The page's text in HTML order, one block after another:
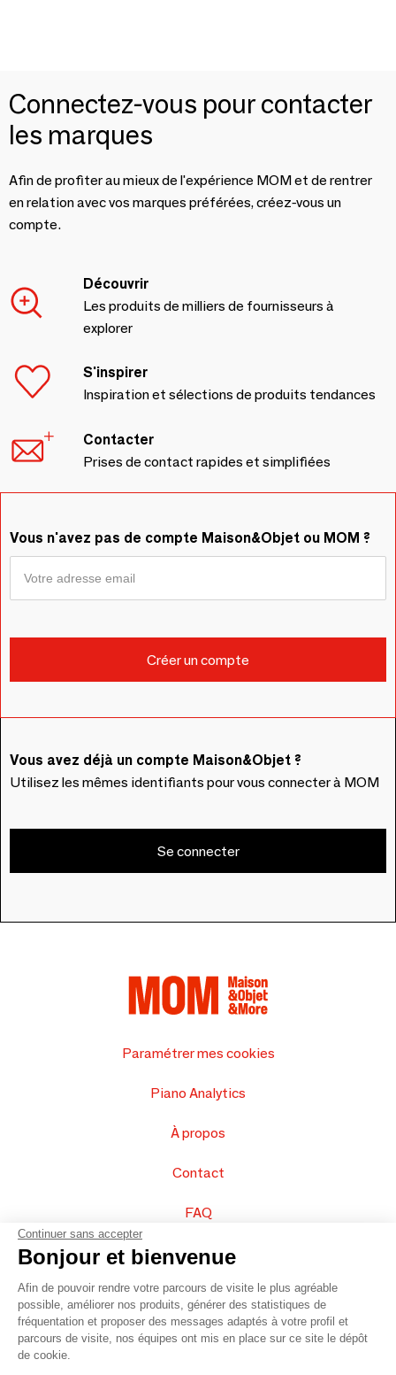
Connectez-vous pour contacter
les marques
Afin de profiter au mieux de l'expérience MOM et de rentrer
en relation avec vos marques préférées, créez-vous un
compte.
Découvrir
Les produits de milliers de fournisseurs à
explorer
S'inspirer
Inspiration et sélections de produits tendances
Contacter
Prises de contact rapides et simplifiées
Vous n'avez pas de compte Maison&Objet ou MOM ?
Vous avez déjà un compte Maison&Objet ?
Utilisez les mêmes identifiants pour vous connecter à MOM
Se connecter
Paramétrer mes cookies
Piano Analytics
À propos
Contact
FAQ
Vendez vos produits
Plan du site
Continuer sans accepter
Bonjour et bienvenue
Afin de pouvoir rendre votre parcours de visite le plus agréable
possible, améliorer nos produits, générer des statistiques de
fréquentation et proposer des messages adaptés à votre profil et
parcours de visite, nos équipes ont mis en place sur ce site le dépôt
de cookie.